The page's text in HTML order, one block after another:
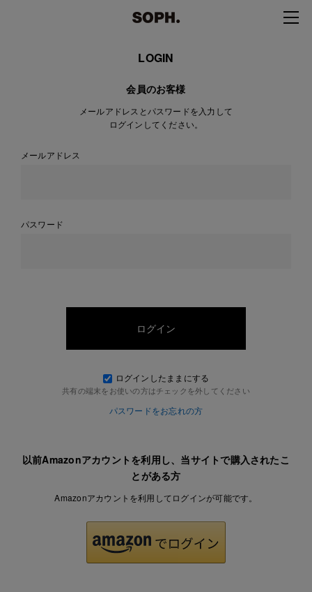
LOGIN
会員のお客様
メールアドレスとパスワードを入力して
ログインしてください。
メールアドレス
パスワード
ログインしたままにする
共有の端末をお使いの方はチェックを外してください
パスワードをお忘れの方
以前Amazonアカウントを利用し、当サイトで購入されたこ
とがある方
Amazonアカウントを利用してログインが可能です。